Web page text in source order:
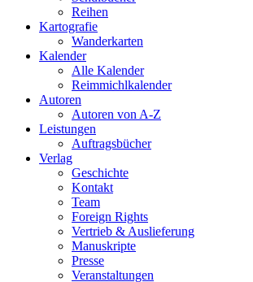
Reihen
Kartografie
Wanderkarten
Kalender
Alle Kalender
Reimmichlkalender
Autoren
Autoren von A-Z
Leistungen
Auftragsbücher
Verlag
Geschichte
Kontakt
Team
Foreign Rights
Vertrieb & Auslieferung
Manuskripte
Presse
Veranstaltungen